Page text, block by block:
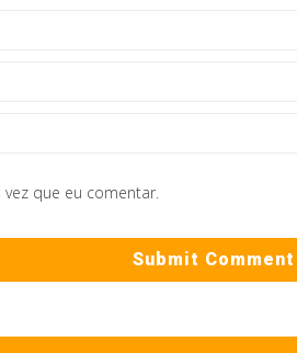
que eu comentar.